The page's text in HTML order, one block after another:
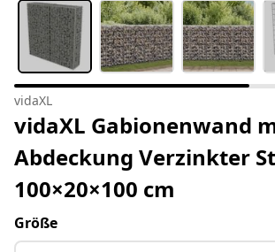
vidaXL
vidaXL Gabionenwand
Abdeckung Verzinkter
100×20×100 cm
Größe